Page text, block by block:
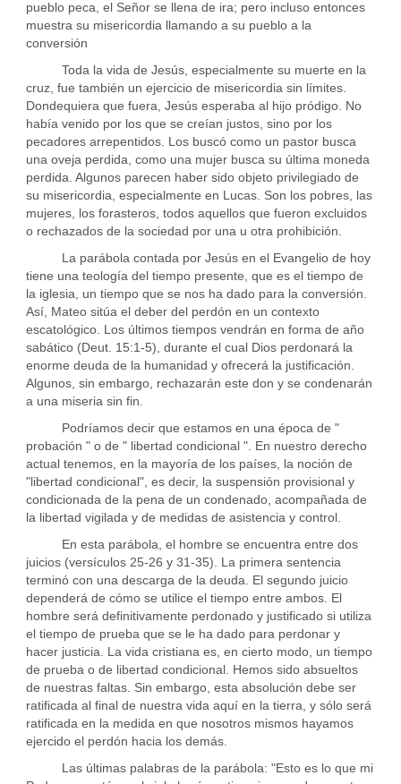
pueblo peca, el Señor se llena de ira; pero incluso entonces
muestra su misericordia llamando a su pueblo a la
conversión
Toda la vida de Jesús, especialmente su muerte en la
cruz, fue también un ejercicio de misericordia sin límites.
Dondequiera que fuera, Jesús esperaba al hijo pródigo. No
había venido por los que se creían justos, sino por los
pecadores arrepentidos. Los buscó como un pastor busca
una oveja perdida, como una mujer busca su última moneda
perdida. Algunos parecen haber sido objeto privilegiado de
su misericordia, especialmente en Lucas. Son los pobres, las
mujeres, los forasteros, todos aquellos que fueron excluidos
o rechazados de la sociedad por una u otra prohibición.
La parábola contada por Jesús en el Evangelio de hoy
tiene una teología del tiempo presente, que es el tiempo de
la iglesia, un tiempo que se nos ha dado para la conversión.
Así, Mateo sitúa el deber del perdón en un contexto
escatológico. Los últimos tiempos vendrán en forma de año
sabático (Deut. 15:1-5), durante el cual Dios perdonará la
enorme deuda de la humanidad y ofrecerá la justificación.
Algunos, sin embargo, rechazarán este don y se condenarán
a una miseria sin fin.
Podríamos decir que estamos en una época de "
probación " o de " libertad condicional ". En nuestro derecho
actual tenemos, en la mayoría de los países, la noción de
"libertad condicional", es decir, la suspensión provisional y
condicionada de la pena de un condenado, acompañada de
la libertad vigilada y de medidas de asistencia y control.
En esta parábola, el hombre se encuentra entre dos
juicios (versículos 25-26 y 31-35). La primera sentencia
terminó con una descarga de la deuda. El segundo juicio
dependerá de cómo se utilice el tiempo entre ambos. El
hombre será definitivamente perdonado y justificado si utiliza
el tiempo de prueba que se le ha dado para perdonar y
hacer justicia. La vida cristiana es, en cierto modo, un tiempo
de prueba o de libertad condicional. Hemos sido absueltos
de nuestras faltas. Sin embargo, esta absolución debe ser
ratificada al final de nuestra vida aquí en la tierra, y sólo será
ratificada en la medida en que nosotros mismos hayamos
ejercido el perdón hacia los demás.
Las últimas palabras de la parábola: "Esto es lo que mi